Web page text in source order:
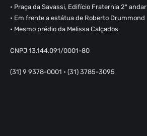
• Praça da Savassi, Edifício Fraternia 2º andar
• Em frente a estátua de Roberto Drummond
• Mesmo prédio da Melissa Calçados
CNPJ 13.144.091/0001-80
(31) 9 9378-0001 • (31) 3785-3095